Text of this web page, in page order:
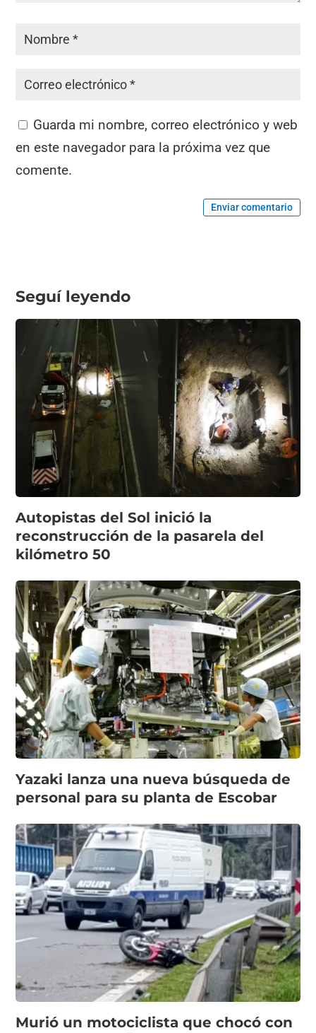
Guarda mi nombre, correo electrónico y web
en este navegador para la próxima vez que
comente.
Enviar comentario
Seguí leyendo
Autopistas del Sol inició la
reconstrucción de la pasarela del
kilómetro 50
Yazaki lanza una nueva búsqueda de
personal para su planta de Escobar
Murió un motociclista que chocó con